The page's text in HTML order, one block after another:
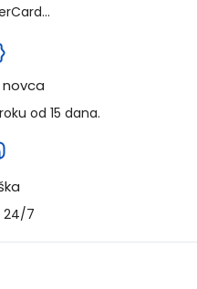
od 15 dana.
24/7